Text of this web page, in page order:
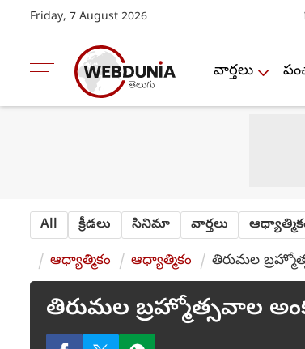
Friday, 7 August 2026
వార్తలు
All క్రీడలు సినిమా వార్తలు
ఆధ్యాత్మికం ఆధ్యాత్మికం తిరుమల
తిరుమల బ్రహ్మోత్సవాల